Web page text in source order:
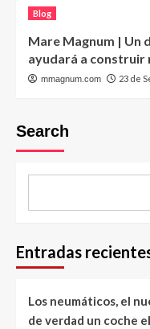
Blog
Mare Magnum | Un
ayudará a
mmagnum.com 23 de
Search
Entradas
Los neumáticos, el
de verdad un coche